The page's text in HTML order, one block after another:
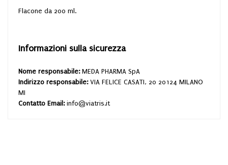
Flacone da 200 ml.
Informazioni sulla sicurezza
Nome responsabile: MEDA PHARMA SpA
Indirizzo responsabile: VIA FELICE CASATI, 20 20124 MILANO
MI
Contatto Email: info@viatris.it